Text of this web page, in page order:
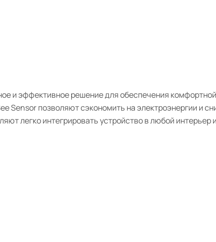
и эффективное решение для обеспечения
Sensor позволяют сэкономить на электроэнергии и
легко интегрировать устройство в любой интерьер